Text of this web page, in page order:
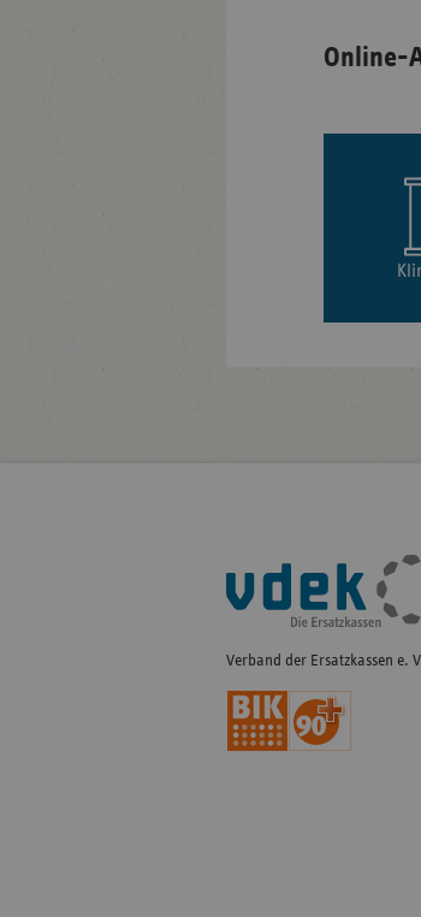
Online-
Fußleisten-
Navigation
Verband der Ersatzkassen e.